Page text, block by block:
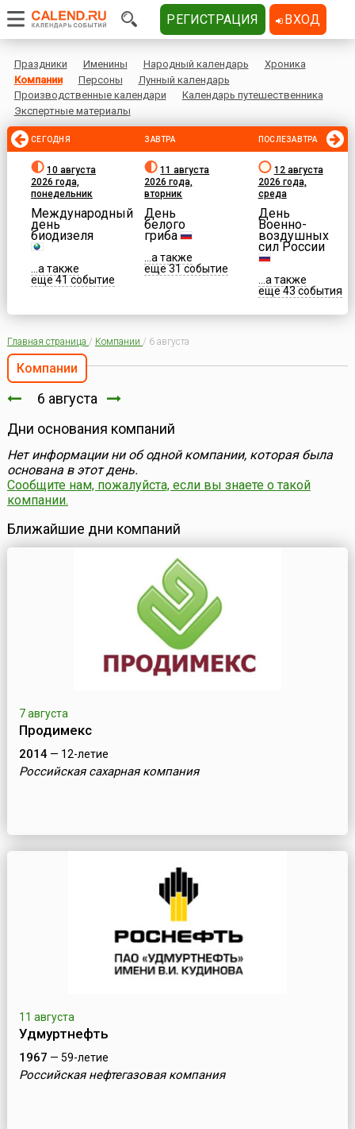
Праздники Именины Народный календарь
Хроника
Компании
Персоны
Лунный календарь
Производственные календари
Календарь путешественника
Экспертные материалы
СЕГОДНЯ
10 августа
2026 года,
понедельник
Международный
день
биодизеля
...а также
еще 41 событие
ЗАВТРА
11 августа
2026 года,
вторник
День
белого
гриба
...а также
еще 31 событие
ПОСЛЕЗАВТРА
12 августа
2026 года,
среда
День
Военно-
воздушных
сил России
...а также
еще 43 события
Главная страница / Компании / 6 августа
Компании
6 августа
Дни основания компаний
Нет информации ни об одной компании, которая была
основана в этот день.
Сообщите нам, пожалуйста, если вы знаете о такой
компании.
Ближайшие дни компаний
7 августа
Продимекс
2014— 12-летие
Российская сахарная компания
11 августа
Удмуртнефть
1967 — 59-летие
Российская нефтегазовая компания
РЕГИСТРАЦИЯ ВХОД